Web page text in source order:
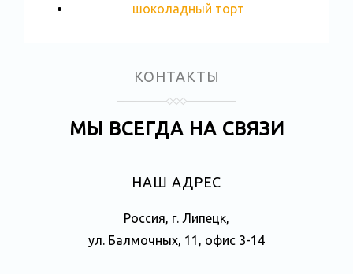
шоколадный торт
КОНТАКТЫ
МЫ ВСЕГДА НА СВЯЗИ
НАШ АДРЕС
Россия, г. Липецк,
ул. Балмочных, 11, офис 3-14